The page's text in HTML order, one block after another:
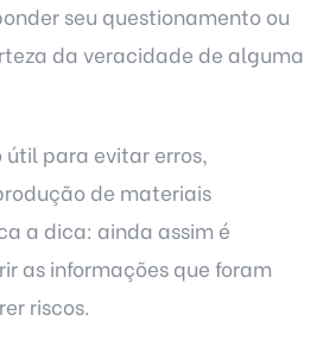
seu questionamento ou
da veracidade de alguma
útil para evitar erros,
de materiais
a dica: ainda assim é
as informações que foram
riscos.